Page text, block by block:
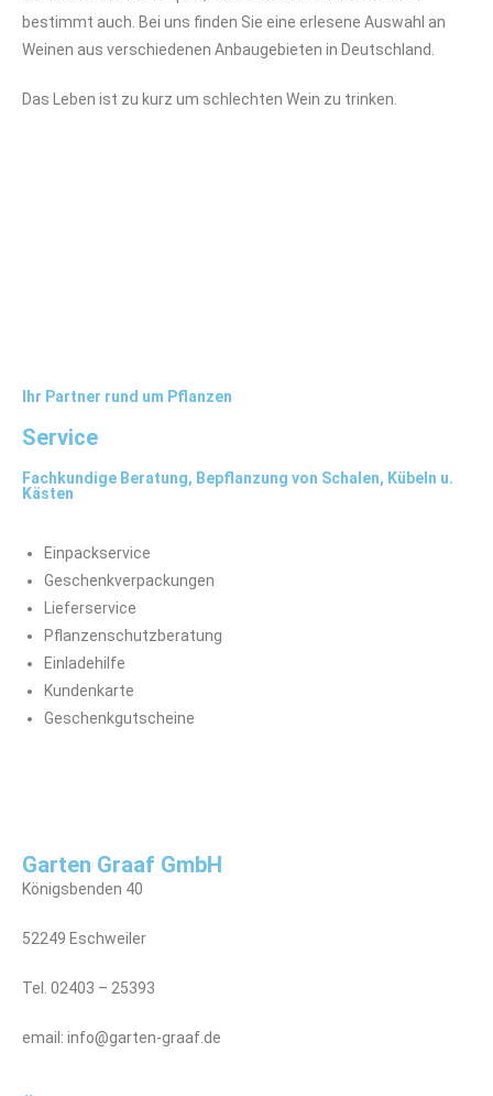
bestimmt auch. Bei uns finden Sie eine erlesene Auswahl an
Weinen aus verschiedenen Anbaugebieten in Deutschland.
Das Leben ist zu kurz um schlechten Wein zu trinken.
Ihr Partner rund um Pflanzen
Service
Fachkundige Beratung, Bepflanzung von Schalen, Kübeln u.
Kästen
Einpackservice
Geschenkverpackungen
Lieferservice
Pflanzenschutzberatung
Einladehilfe
Kundenkarte
Geschenkgutscheine
Garten Graaf GmbH
Königsbenden 40
52249 Eschweiler
Tel. 02403 – 25393
email: info@garten-graaf.de